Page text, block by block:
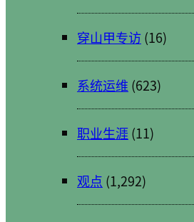
穿山甲专访(16)
系统运维(623)
职业生涯(11)
观点 (1,292)